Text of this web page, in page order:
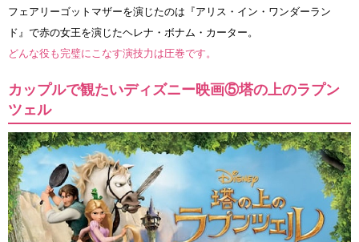
フェアリーゴットマザーを演じたのは『アリス・イン・ワンダーラン
ド』で赤の女王を演じたヘレナ・ボナム・カーター。
どんな役も完璧にこなす演技力は圧巻です。
カップルで観たいディズニー映画⑤塔の上のラプン
ツェル